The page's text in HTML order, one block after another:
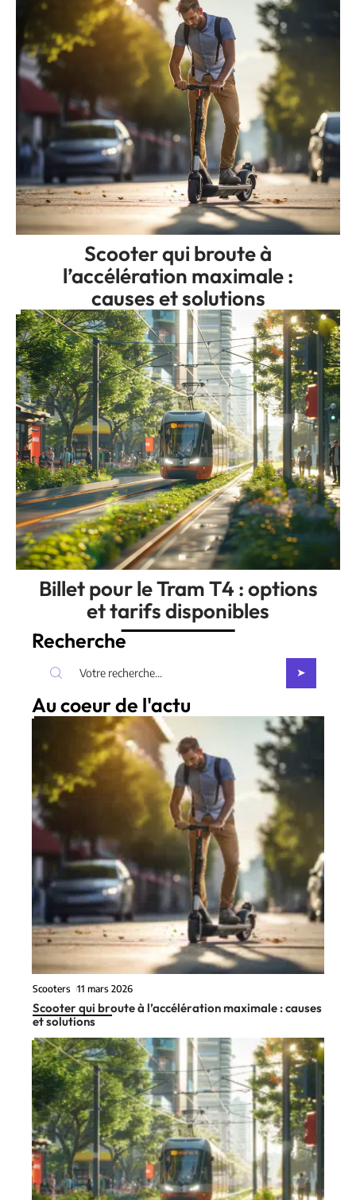
Scooter qui broute à
l’accélération maximale :
causes et solutions
Billet pour le Tram T4 : options
et tarifs disponibles
Recherche
Au coeur de l'actu
Scooters 11 mars 2026
Scooter qui broute à l’accélération maximale : causes
et solutions